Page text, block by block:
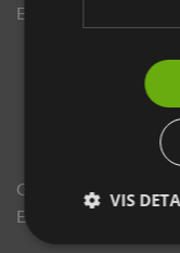
E-mærket og
Gnavernes Univers
En del af World Pet
VIS